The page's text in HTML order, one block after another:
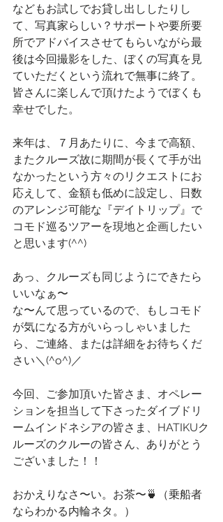
などもお試しでお貸し出ししたりし
て、写真家らしい？サポートや要所要
所でアドバイスさせてもらいながら最
後は今回撮影をした、ぼくの写真を見
ていただくという流れで無事に終了。
皆さんに楽しんで頂けたようでぼくも
幸せでした。
来年は、７月あたりに、今まで高額、
またクルーズ故に期間が長くて手が出
なかったという方々のリクエストにお
応えして、金額も低めに設定し、日数
のアレンジ可能な『デイトリップ』で
コモド巡るツアーを現地と企画したい
と思います(^^)
あっ、クルーズも同じようにできたら
いいなぁ〜
な〜んて思っているので、もしコモド
が気になる方がいらっしゃいました
ら、ご連絡、または詳細をお待ちくだ
さい＼(^o^)／
今回、ご参加頂いた皆さま、オペレー
ションを担当して下さったダイブドリ
ームインドネシアの皆さま、HATIKUク
ルーズのクルーの皆さん、ありがとう
ございました！！
おかえりなさ〜い。お茶〜🍵（乗船者
ならわかる内輪ネタ。）